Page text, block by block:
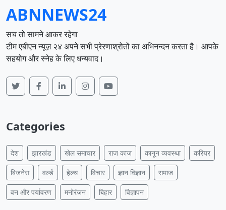
ABNNEWS24
सच तो सामने आकर रहेगा
टीम एबीएन न्यूज़ २४ अपने सभी प्रेरणाश्रोतों का अभिनन्दन करता है। आपके
सहयोग और स्नेह के लिए धन्यवाद।
Categories
देश झारखंड खेल समाचार राज काज कानून व्यवस्था करियर
बिजनेस वर्ल्ड हेल्थ विचार ज्ञान विज्ञान समाज
वन और पर्यावरण मनोरंजन बिहार विज्ञापन